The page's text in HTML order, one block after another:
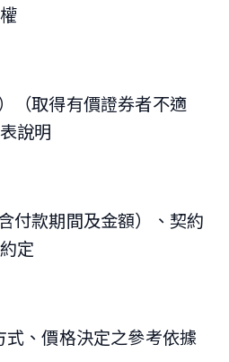
（取得有價證券者不適
說明
付款期間及金額）、契約
定
、價格決定之參考依據